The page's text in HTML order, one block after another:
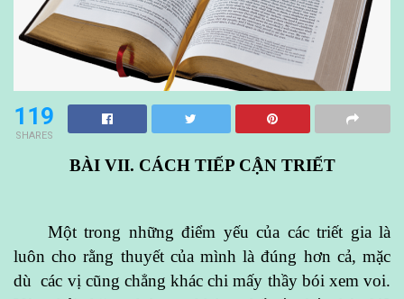
119
SHARES
BÀI VII. CÁCH TIẾP CẬN TRIẾT
Một trong những điểm yếu của các triết gia là
luôn cho rằng thuyết của mình là đúng hơn cả, mặc
dù các vị cũng chẳng khác chi mấy thầy bói xem voi.